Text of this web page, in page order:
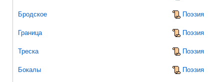
Бродское Поэзия
Граница Поэзия
Треска Поэзия
Бокалы Поэзия